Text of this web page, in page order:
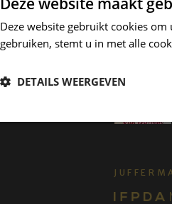
Deze website gebruikt cookies
gebruiken, stemt u in met alle
DETAILS WEERGEVEN